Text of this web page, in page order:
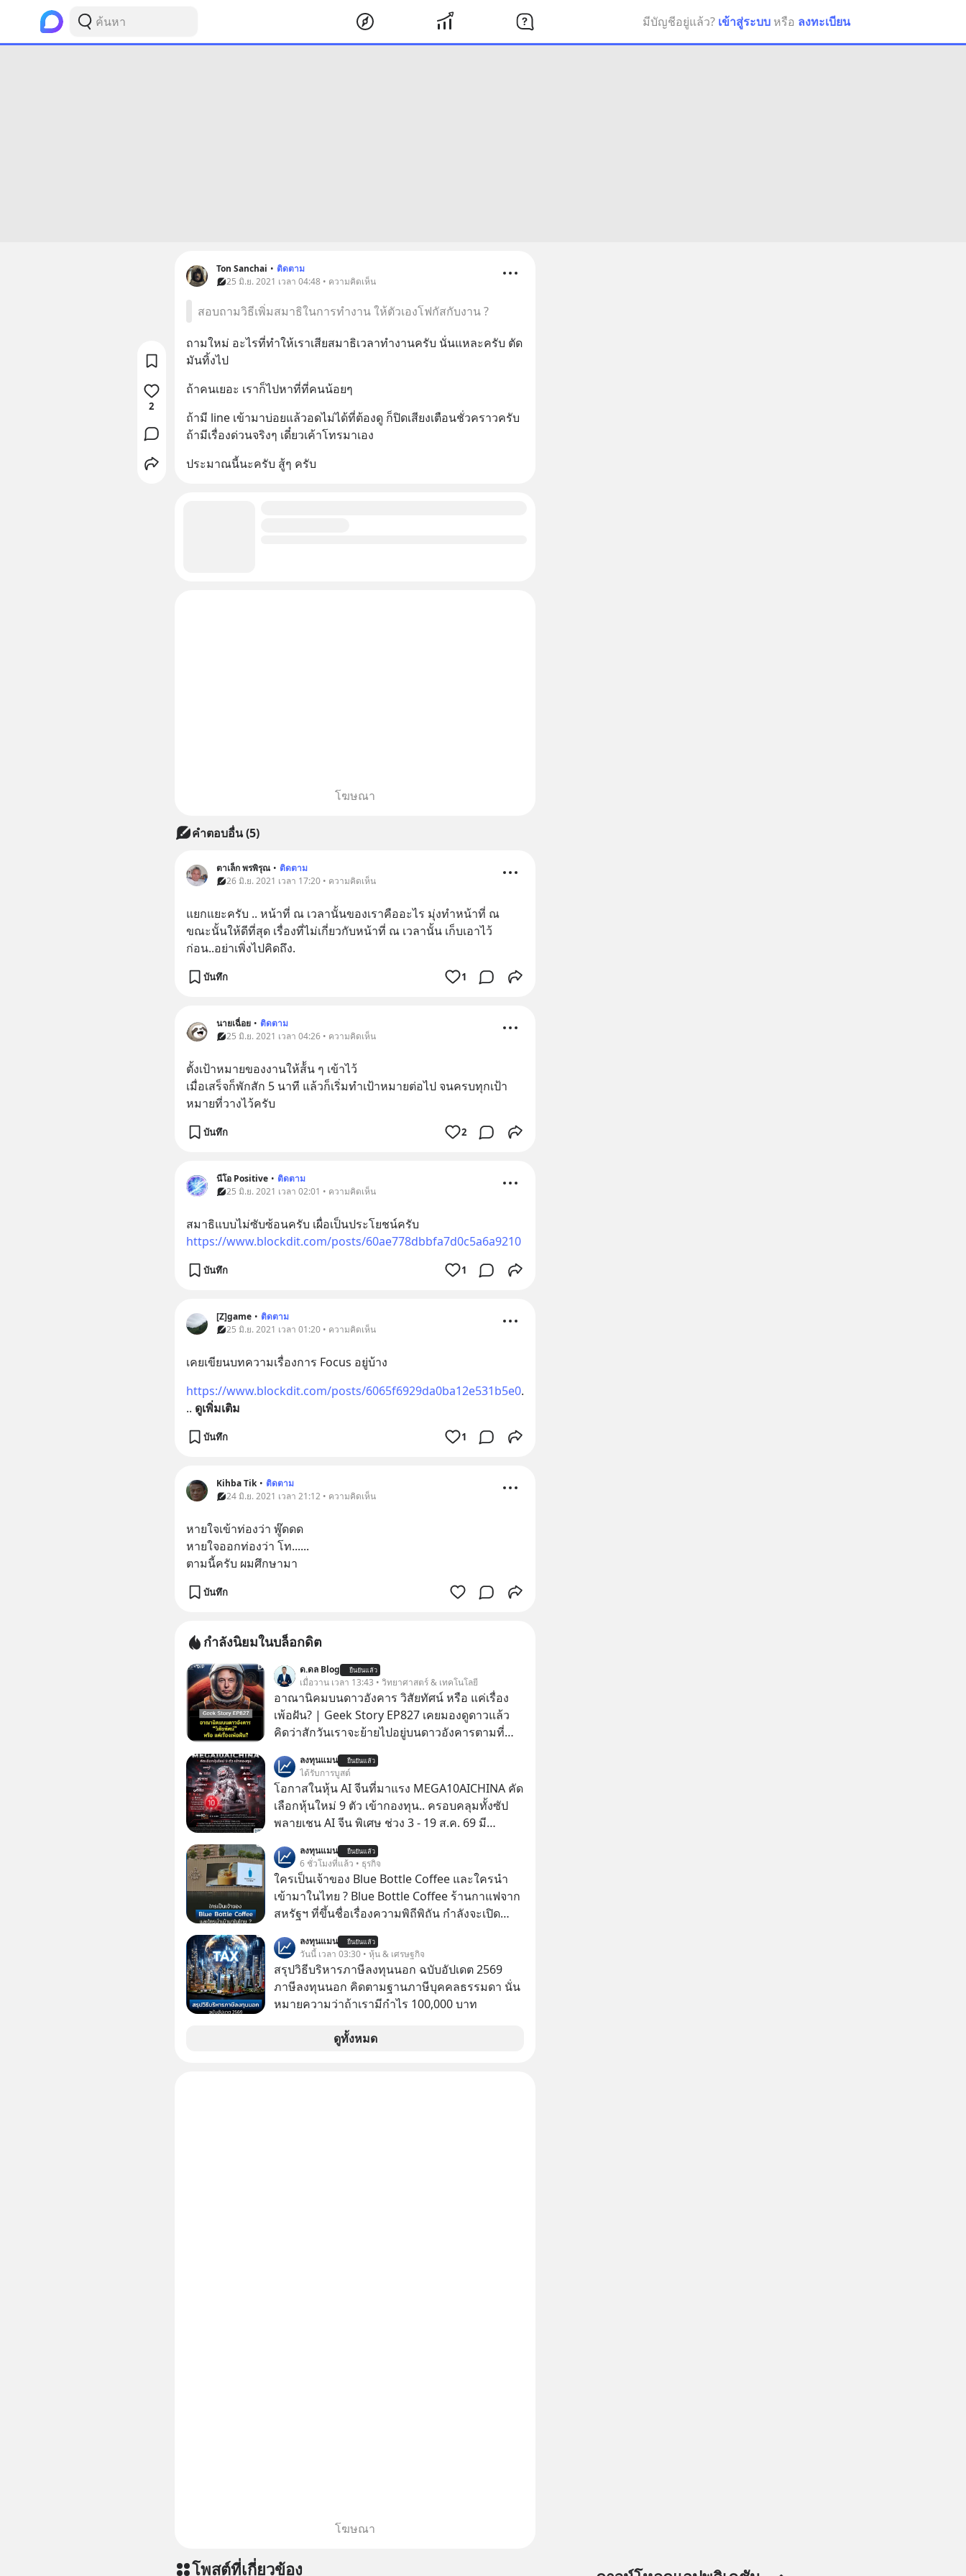
มีบัญชีอยู่แล้ว? เข้าสู่ระบบ หรือ ลงทะเบียน
Ton Sanchai • ติดตาม
25 มิ.ย. 2021 เวลา 04:48 • ความคิดเห็น
สอบถามวิธีเพิ่มสมาธิในการทำงาน ให้ตัวเองโฟกัสกับงาน ?
ถามใหม่ อะไรที่ทำให้เราเสียสมาธิเวลาทำงานครับ นั่นแหละครับ ตัด
มันทิ้งไป
ถ้าคนเยอะ เราก็ไปหาที่ที่คนน้อยๆ
ถ้ามี line เข้ามาบ่อยแล้วอดไม่ได้ที่ต้องดู ก็ปิดเสียงเตือนชั่วคราวครับ
ถ้ามีเรื่องด่วนจริงๆ เดี๋ยวเค้าโทรมาเอง
ประมาณนี้นะครับ สู้ๆ ครับ
2
โฆษณา
คำตอบอื่น(5)
ตาเล็ก พรพิรุณ • ติดตาม
26 มิ.ย. 2021 เวลา 17:20 • ความคิดเห็น
แยกแยะครับ .. หน้าที่ ณ เวลานั้นของเราคืออะไร มุ่งทำหน้าที่ ณ
ขณะนั้นให้ดีที่สุด เรื่องที่ไม่เกี่ยวกับหน้าที่ ณ เวลานั้น เก็บเอาไว้
ก่อน..อย่าเพิ่งไปคิดถึง.
บันทึก 1
นายเฉื่อย • ติดตาม
25 มิ.ย. 2021 เวลา 04:26 • ความคิดเห็น
ตั้งเป้าหมายของงานให้ส้้น ๆ เข้าไว้
เมื่อเสร็จก็พักสัก 5 นาที แล้วก็เริ่มทำเป้าหมายต่อไป จนครบทุกเป้า
หมายที่วางไว้ครับ
บันทึก 2
นีโอ Positive • ติดตาม
25 มิ.ย. 2021 เวลา 02:01 • ความคิดเห็น
สมาธิแบบไม่ซับซ้อนครับ เผื่อเป็นประโยชน์ครับ
https://www.blockdit.com/posts/60ae778dbbfa7d0c5a6a9210
บันทึก 1
[Z]game • ติดตาม
25 มิ.ย. 2021 เวลา 01:20 • ความคิดเห็น
เคยเขียนบทความเรื่องการ Focus อยู่บ้าง
https://www.blockdit.com/posts/6065f6929da0ba12e531b5e0.
.. ดูเพิ่มเติม
บันทึก 1
Kihba Tik • ติดตาม
24 มิ.ย. 2021 เวลา 21:12 • ความคิดเห็น
หายใจเข้าท่องว่า พู๊ดดด
หายใจออกท่องว่า โท......
ตามนี้ครับ ผมศึกษามา
บันทึก
กำลังนิยมในบล็อกดิต
ด.ดล Blog ยืนยันแล้ว
เมื่อวาน เวลา 13:43 • วิทยาศาสตร์ & เทคโนโลยี
อาณานิคมบนดาวอังคาร วิสัยทัศน์ หรือ แค่เรื่อง
เพ้อฝัน? | Geek Story EP827 เคยมองดูดาวแล้ว
คิดว่าสักวันเราจะย้ายไปอยู่บนดาวอังคารตามที่
ฝันที่มหาเศรษฐีซิลิคอนแวลลีย์วาดไว้ว่ามนุษย์นับ
ล้านจะไปสร้างอาณานิคมใหม่ ล้อมรอบด้วย
เทคโนโลยีสุดล้ำ อาจจะฟังดูน่าตื่นเต้น แต่ความ
จริงที่ถูกซ่อนไว้ใต้พรมคือ ดาวอังคารเป็นเพียงนรก
ผู้นำเทคโนโลยีถึงยังพยายามหลอกขายฝันลมๆ
แล้งๆ นี้ให้กับคนทั้งโลก พวกเขากำลังซ่อนความ
ลับอะไรไว้เบื้องหลังโปรเจกต์อวกาศที่ผลาญ
ทรัพยากรมหาศาล วันนี้เราจะมากะเทาะเปลือก
ความลวงโลกนี้กัน ใครที่คิดว่าอนาคตของ
มนุษยชาติอยู่บนดาวดวงอื่น เลือกฟังกันได้เลยนะ
ครับ อย่าลืมกด Follow ติดตาม PodCast ช่อง
Geek Forever’s Podcast ของผมกันด้วยนะครับ
🎧 ฟังผ่าน Spotify :
https://tinyurl.com/3yma5h3e 🎧 ฟังผ่าน
ฟังผ่าน Podbean : https://tinyurl.com/4kurcs6x
ลงทุนแมน ยืนยันแล้ว
ได้รับการบูสต์
โอกาสในหุ้น AI จีนที่มาแรง MEGA10AICHINA คัด
เลือกหุ้นใหม่ 9 ตัว เข้ากองทุน.. ครอบคลุมทั้งซัป
พลายเชน AI จีน พิเศษ ช่วง 3 - 19 ส.ค. 69 มี
บาทขึ้นไป ฟรีค่าธรรมเนียมซื้อ
ลงทุนแมน ยืนยันแล้ว
6 ชั่วโมงที่แล้ว • ธุรกิจ
ใครเป็นเจ้าของ Blue Bottle Coffee และใครนำ
เข้ามาในไทย ? Blue Bottle Coffee ร้านกาแฟจาก
สหรัฐฯ ที่ขึ้นชื่อเรื่องความพิถีพิถัน กำลังจะเปิด
ลงทุนแมน ยืนยันแล้ว
วันนี้ เวลา 03:30 • หุ้น & เศรษฐกิจ
สรุปวิธีบริหารภาษีลงทุนนอก ฉบับอัปเดต 2569
ภาษีลงทุนนอก คิดตามฐานภาษีบุคคลธรรมดา นั่น
หมายความว่าถ้าเรามีกำไร 100,000 บาท
ดูทั้งหมด
โฆษณา
โพสต์ที่เกี่ยวข้อง